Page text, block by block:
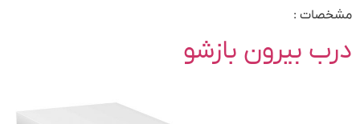
مشخصات :
درب بیرون بازشو